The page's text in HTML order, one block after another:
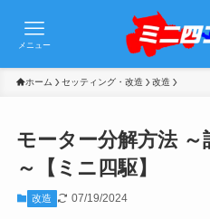
メニュー
ホーム セッティング・改造 改造
モーター分解方法
～【ミニ四駆】
改造 07/19/2024